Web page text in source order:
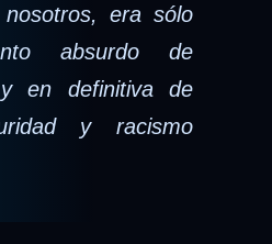
era sólo
absurdo de
y en definitiva de
y racismo